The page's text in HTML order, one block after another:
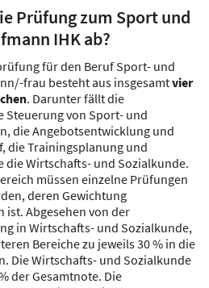
Prüfung zum Sport und
IHK ab?
für den Beruf Sport- und
frau besteht aus insgesamtvier
. Darunter fällt die
Steuerung von Sport- und
die Angebotsentwicklung und
die Trainingsplanung und
die Wirtschafts- und Sozialkunde.
müssen einzelne Prüfungen
deren Gewichtung
ist. Abgesehen von der
in Wirtschafts- und Sozialkunde,
Bereiche zu jeweils 30 % in die
Die Wirtschafts- und Sozialkunde
der Gesamtnote. Die